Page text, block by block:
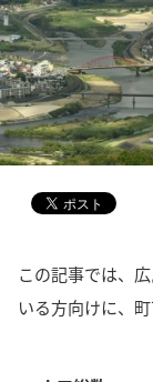
この記事では、
いる方向けに、